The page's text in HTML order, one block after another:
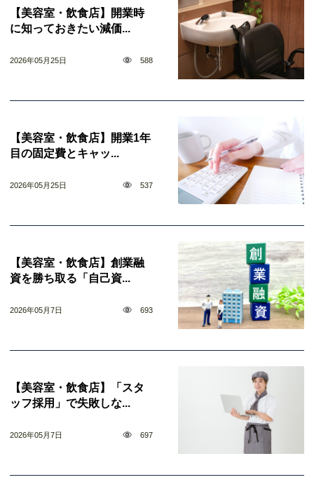
【美容室・飲食店】開業時
に知っておきたい減価...
2026年05月25日 588
【美容室・飲食店】開業1年
目の固定費とキャッ...
2026年05月25日 537
【美容室・飲食店】創業融
資を勝ち取る「自己資...
2026年05月7日 693
【美容室・飲食店】「スタ
ッフ採用」で失敗しな...
2026年05月7日 697